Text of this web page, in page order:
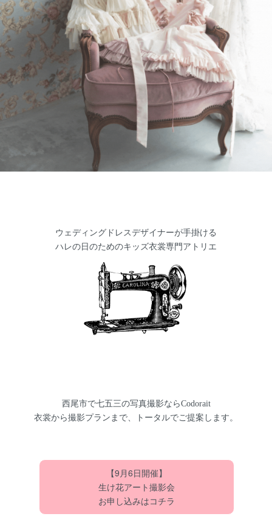
ウェディングドレスデザイナーが手掛ける
ハレの日のためのキッズ衣裳専門アトリエ
西尾市で七五三の写真撮影ならCodorait
衣裳から撮影プランまで、トータルでご提案します。
【9月6日開催】
生け花アート撮影会
お申し込みはコチラ